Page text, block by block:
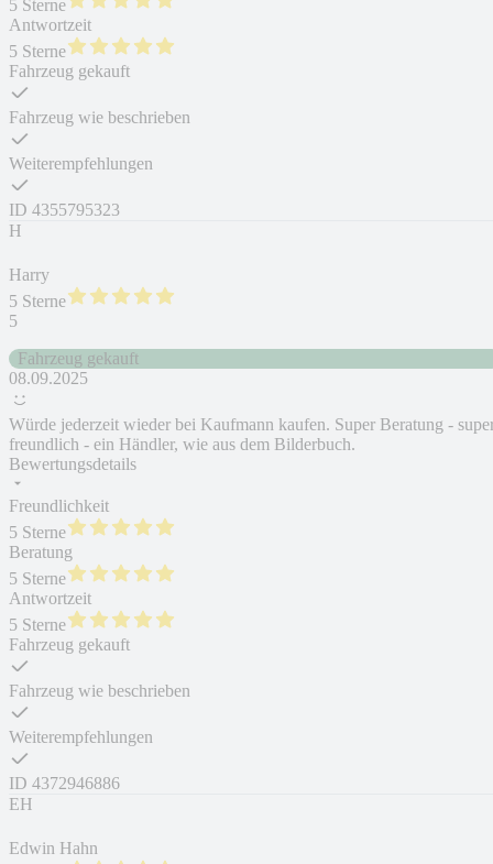
5 Sterne
Antwortzeit
5 Sterne
Fahrzeug gekauft
Fahrzeug wie beschrieben
Weiterempfehlungen
ID 4355795323
H
Harry
5 Sterne
5
Fahrzeug gekauft
08.09.2025
Würde jederzeit wieder bei Kaufmann kaufen. Super Beratung -
freundlich - ein Händler, wie aus dem Bilderbuch.
Bewertungsdetails
Freundlichkeit
5 Sterne
Beratung
5 Sterne
Antwortzeit
5 Sterne
Fahrzeug gekauft
Fahrzeug wie beschrieben
Weiterempfehlungen
ID 4372946886
EH
Edwin Hahn